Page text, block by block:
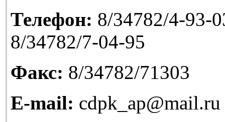
Телефон: 8/34782/4-93-
8/34782/7-04-95
Факс: 8/34782/71303
E-mail: cdpk_ap@mail.ru